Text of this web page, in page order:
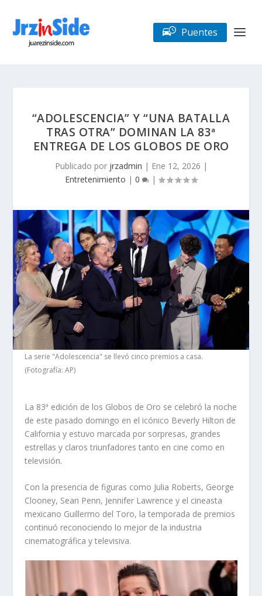
Puentes
“ADOLESCENCIA” Y “UNA BATALLA
TRAS OTRA” DOMINAN LA 83ª
ENTREGA DE LOS GLOBOS DE ORO
Publicado por jrzadmin | Ene 12, 2026 |
Entretenimiento | 0 |
La serie "Adolescencia" se llevó cinco premios a casa.
(Fotografía: AP)
La 83ª edición de los Globos de Oro se celebró la noche
de este pasado domingo en el icónico Beverly Hilton de
California y estuvo marcada por sorpresas, grandes
estrellas y claros triunfadores tanto en cine como en
televisión.
Con la presencia de figuras como Julia Roberts, George
Clooney, Sean Penn, Jennifer Lawrence y el cineasta
mexicano Guillermo del Toro, la temporada de premios
continuó reconociendo lo mejor de la industria
cinematográfica y televisiva.